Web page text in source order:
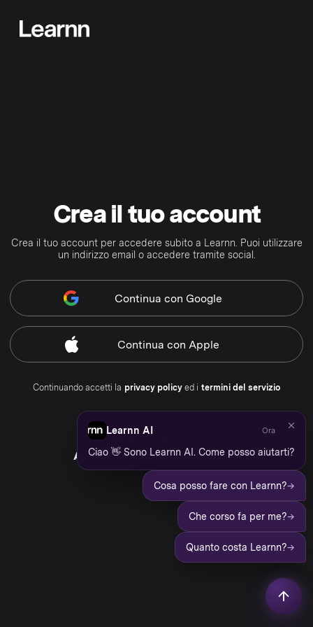
Crea il tuo account
Crea il tuo account per accedere subito a Learnn. Puoi utilizzare
un indirizzo email o accedere tramite social.
Continua con Google
Continua con Apple
Continuando accetti la privacy policy ed i termini del servizio
Accedi al tuo account Learnn
Learnn AI Ora
Ciao 👋 Sono Learnn AI. Come posso aiutarti?
Cosa posso fare con Learnn?→
Che corso fa per me?→
Quanto costa Learnn?→